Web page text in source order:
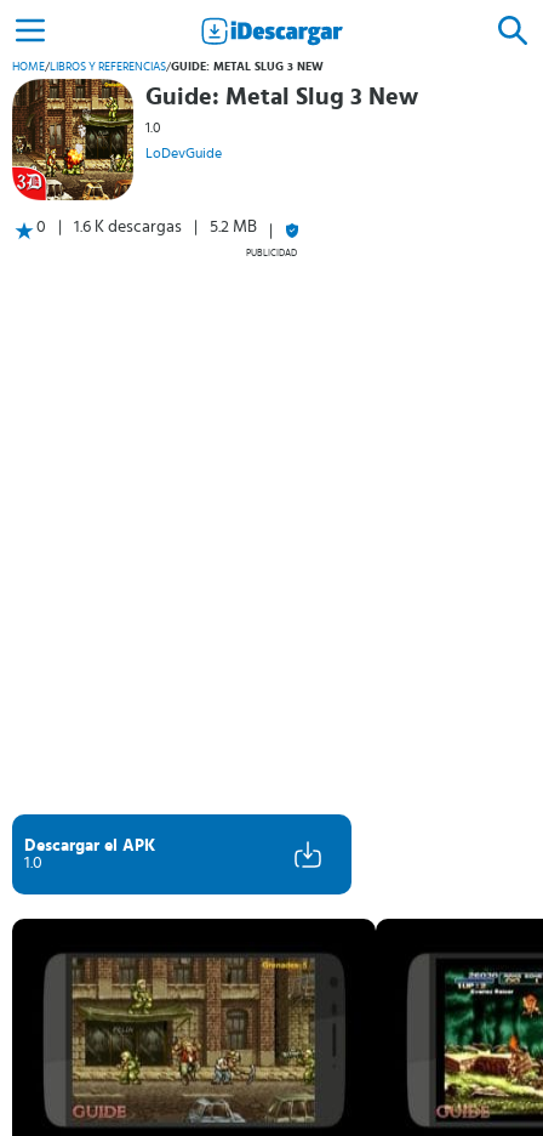
HOME/LIBROS Y REFERENCIAS/GUIDE: METAL SLUG 3 NEW
Guide: Metal Slug 3 New
1.0
LoDevGuide
0 1.6 K descargas 5.2 MB
PUBLICIDAD
Descargar el APK
1.0